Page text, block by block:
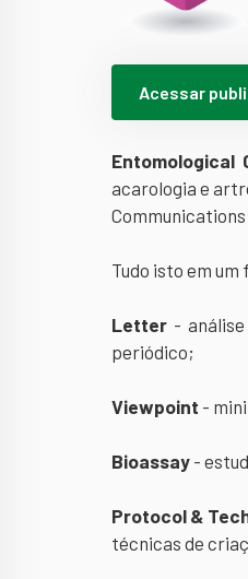
Acessar
Entomological
acarologia e
Tudo isto em
Letter -
periódico;
Viewpoint -
Bioassay -
Protocol &
técnicas de